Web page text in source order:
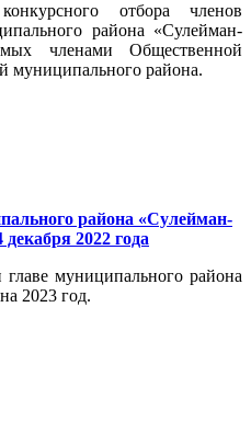
отбора членов
района «Сулейман-
членами Общественной
муниципального района.
района «Сулейман-
2022 года
муниципального района
2023 год.